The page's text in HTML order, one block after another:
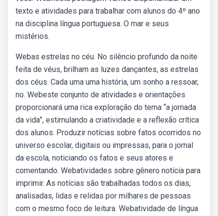
texto e atividades para trabalhar com alunos do 4º ano
na disciplina língua portuguesa. O mar e seus
mistérios.
Webas estrelas no céu. No silêncio profundo da noite
feita de véus, brilham as luzes dançantes, as estrelas
dos céus. Cada uma uma história, um sonho a ressoar,
no. Webeste conjunto de atividades e orientações
proporcionará uma rica exploração do tema “a jornada
da vida”, estimulando a criatividade e a reflexão crítica
dos alunos. Produzir notícias sobre fatos ocorridos no
universo escolar, digitais ou impressas, para o jornal
da escola, noticiando os fatos e seus atores e
comentando. Webatividades sobre gênero notícia para
imprimir. As notícias são trabalhadas todos os dias,
analisadas, lidas e relidas por milhares de pessoas
com o mesmo foco de leitura. Webatividade de língua